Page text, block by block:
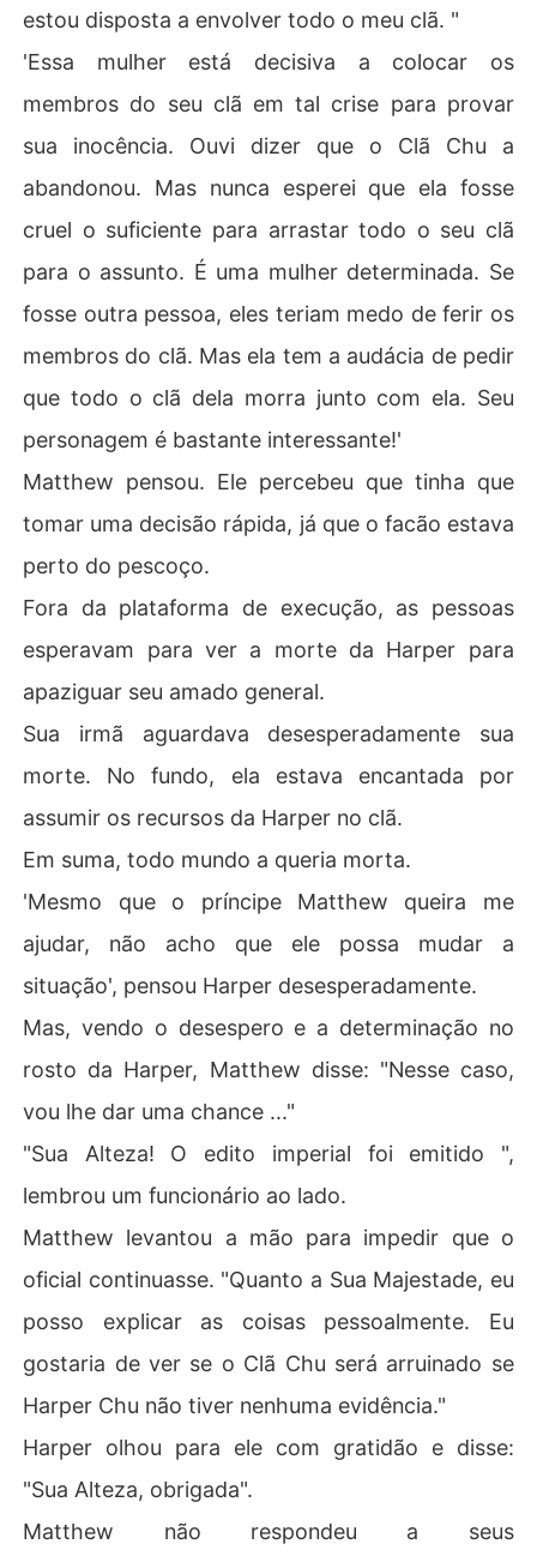
estou disposta a envolver todo o meu clã. "
'Essa mulher está decisiva a colocar os
membros do seu clã em tal crise para provar
sua inocência. Ouvi dizer que o Clã Chu a
abandonou. Mas nunca esperei que ela fosse
cruel o suficiente para arrastar todo o seu clã
para o assunto. É uma mulher determinada. Se
fosse outra pessoa, eles teriam medo de ferir os
membros do clã. Mas ela tem a audácia de pedir
que todo o clã dela morra junto com ela. Seu
personagem é bastante interessante!'
Matthew pensou. Ele percebeu que tinha que
tomar uma decisão rápida, já que o facão estava
perto do pescoço.
Fora da plataforma de execução, as pessoas
esperavam para ver a morte da Harper para
apaziguar seu amado general.
Sua irmã aguardava desesperadamente sua
morte. No fundo, ela estava encantada por
assumir os recursos da Harper no clã.
Em suma, todo mundo a queria morta.
'Mesmo que o príncipe Matthew queira me
ajudar, não acho que ele possa mudar a
situação', pensou Harper desesperadamente.
Mas, vendo o desespero e a determinação no
rosto da Harper, Matthew disse: "Nesse caso,
vou lhe dar uma chance ..."
"Sua Alteza! O edito imperial foi emitido ",
lembrou um funcionário ao lado.
Matthew levantou a mão para impedir que o
oficial continuasse. "Quanto a Sua Majestade, eu
posso explicar as coisas pessoalmente. Eu
gostaria de ver se o Clã Chu será arruinado se
Harper Chu não tiver nenhuma evidência."
Harper olhou para ele com gratidão e disse:
"Sua Alteza, obrigada".
Matthew não respondeu a seus